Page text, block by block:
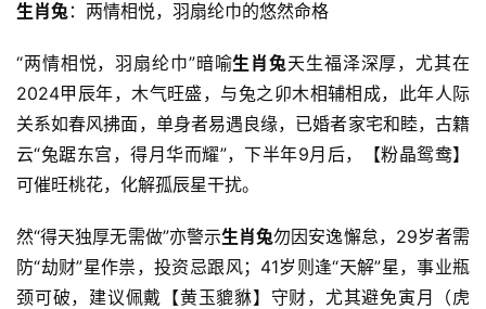
生肖兔：两情相悦，羽扇纶巾的悠然命格
“两情相悦，羽扇纶巾”暗喻生肖兔天生福泽深厚，尤其在
2024甲辰年，木气旺盛，与兔之卯木相辅相成，此年人际
关系如春风拂面，单身者易遇良缘，已婚者家宅和睦，古籍
云“兔踞东宫，得月华而耀”，下半年9月后，【粉晶鸳鸯】
可催旺桃花，化解孤辰星干扰。
然“得天独厚无需做”亦警示生肖兔勿因安逸懈怠，29岁者需
防“劫财”星作祟，投资忌跟风；41岁则逢“天解”星，事业瓶
颈可破，建议佩戴【黄玉貔貅】守财，尤其避免寅月（虎